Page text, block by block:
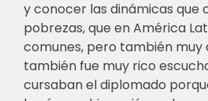
y conocer las dinámicas que
pobrezas, que en América
comunes, pero también muy
también fue muy rico
cursaban el diplomado